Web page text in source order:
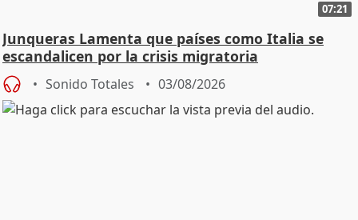
07:21
Junqueras Lamenta que países como Italia se
escandalicen por la crisis migratoria
Sonido Totales 03/08/2026